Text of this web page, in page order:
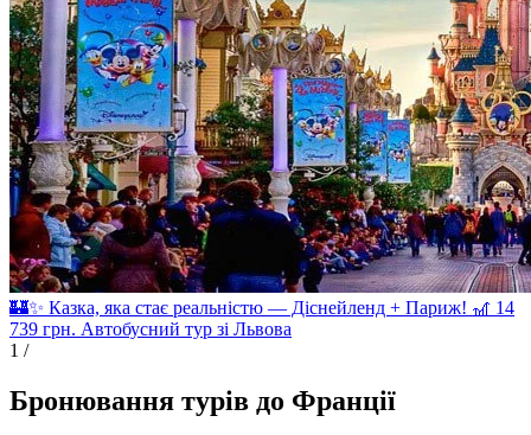
🏰✨ Казка, яка стає реальністю — Діснейленд + Париж! 🎢 14
739 грн. Автобусний тур зі Львова
1 /
Бронювання турів до Франції